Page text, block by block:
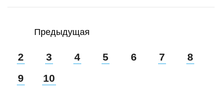
Предыдущая
2 3 4 5 6 7
8
9
10